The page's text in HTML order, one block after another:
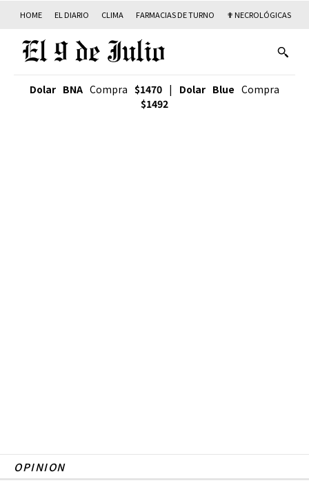
HOME EL DIARIO CLIMA FARMACIAS DE TURNO ✟ NECROLÓGICAS
Dolar BNA Compra $1470 | Dolar Blue Compra
$1492
OPINION